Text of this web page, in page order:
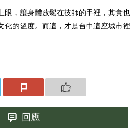
眼，讓身體放鬆在技師的手裡，其實也
化的溫度。而這，才是台中這座城市裡
回應